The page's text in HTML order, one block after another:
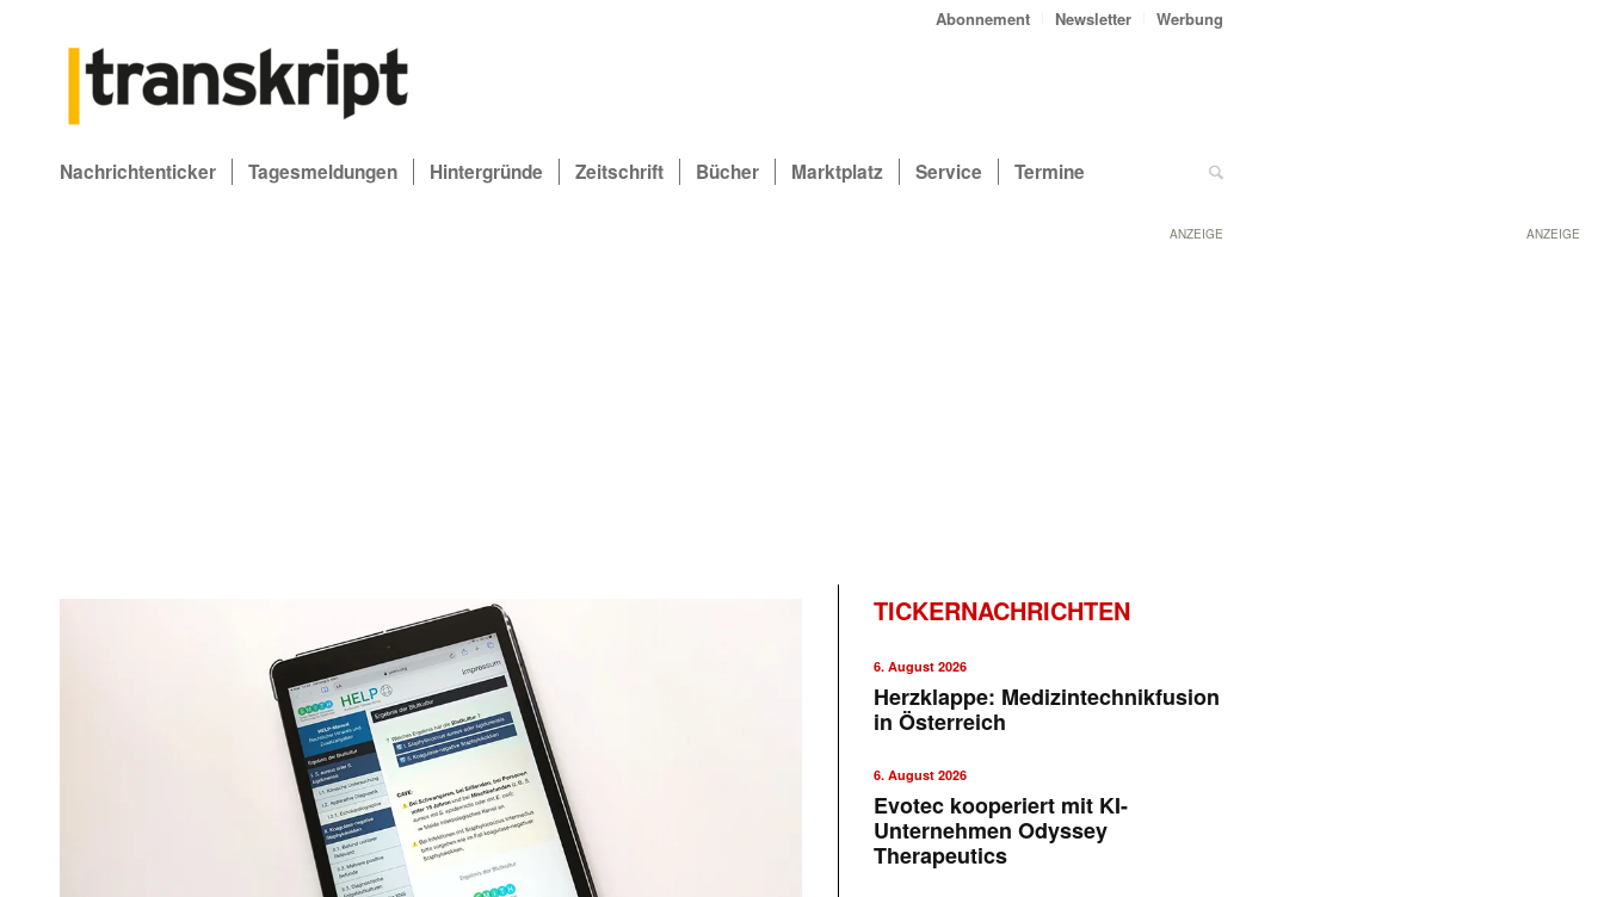
ANZEIGE
Abonnement Newsletter Werbung
Nachrichtenticker Tagesmeldungen Hintergründe Zeitschrift Bücher Marktplatz Service Termine
ANZEIGE
TICKERNACHRICHTEN
6. August 2026
Herzklappe: Medizintechnikfusion
in Österreich
6. August 2026
Evotec kooperiert mit KI-
Unternehmen Odyssey
Therapeutics